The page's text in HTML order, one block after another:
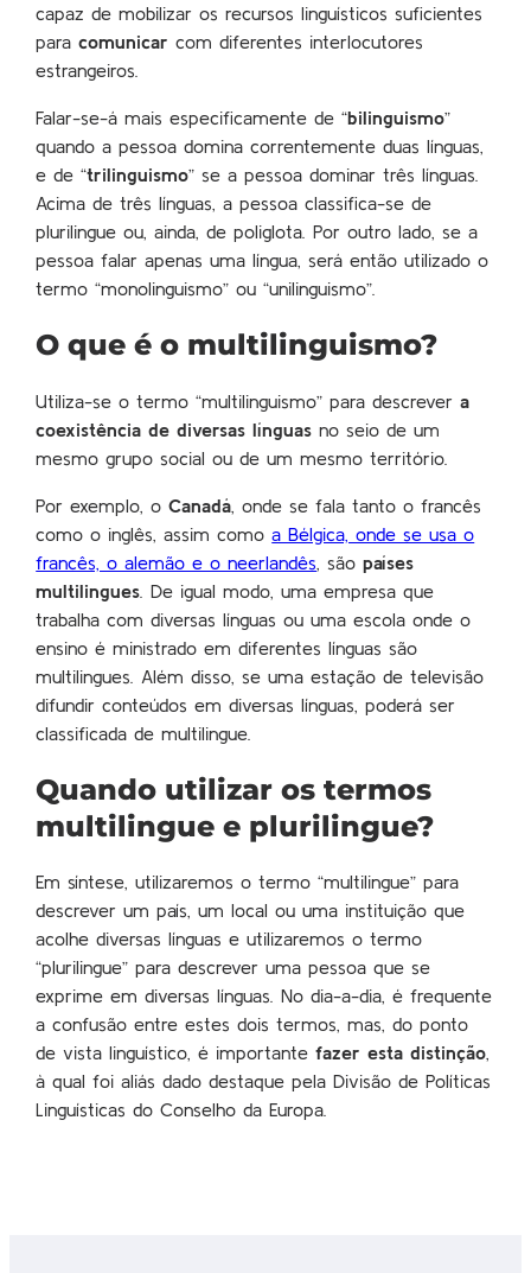
capaz de mobilizar os recursos linguísticos suficientes
paracomunicarcom diferentes interlocutores
estrangeiros.
Falar-se-á mais especificamente de “bilinguismo”
quando a pessoa domina correntemente duas línguas,
e de “trilinguismo” se a pessoa dominar três línguas.
Acima de três línguas, a pessoa classifica-se de
plurilingue ou, ainda, de poliglota. Por outro lado, se a
pessoa falar apenas uma língua, será então utilizado o
termo “monolinguismo” ou “unilinguismo”.
O que é o multilinguismo?
Utiliza-se o termo “multilinguismo” para descrevera
coexistência de diversas línguas no seio de um
mesmo grupo social ou de um mesmo território.
Por exemplo, oCanadá , onde se fala tanto o francês
como o inglês, assim comoa Bélgica, onde se usa o
francês, o alemão e o neerlandês , sãopaíses
multilingues . De igual modo, uma empresa que
trabalha com diversas línguas ou uma escola onde o
ensino é ministrado em diferentes línguas são
multilingues. Além disso, se uma estação de televisão
difundir conteúdos em diversas línguas, poderá ser
classificada de multilingue.
Quando utilizar os termos
multilingue e plurilingue?
Em síntese, utilizaremos o termo “multilingue” para
descrever um país, um local ou uma instituição que
acolhe diversas línguas e utilizaremos o termo
“plurilingue” para descrever uma pessoa que se
exprime em diversas línguas. No dia-a-dia, é frequente
a confusão entre estes dois termos, mas, do ponto
de vista linguístico, é importantefazer esta distinção
à qual foi aliás dado destaque pela Divisão de Políticas
Linguísticas do Conselho da Europa.